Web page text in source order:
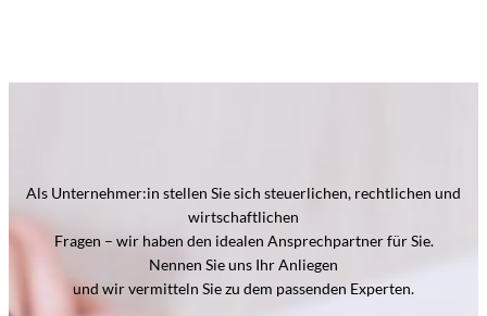
Als Unternehmer:in stellen Sie sich steuerlichen, rechtlichen und
wirtschaftlichen
Fragen – wir haben den idealen Ansprechpartner für Sie.
Nennen Sie uns Ihr Anliegen
und wir vermitteln Sie zu dem passenden Experten.